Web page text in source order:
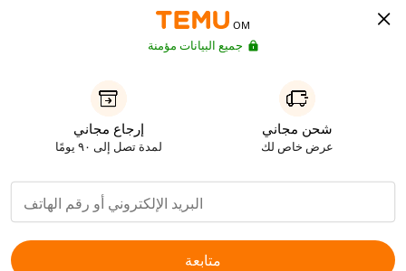
OM
جميع البيانات مؤمنة
شحن مجاني
عرض خاص لك
إرجاع مجاني
لمدة تصل إلى ٩٠ يومًا
متابعة